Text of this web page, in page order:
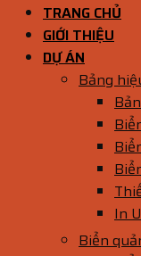
TRANG CHỦ
GIỚI THIỆU
DỰ ÁN
Bảng
In
Biển